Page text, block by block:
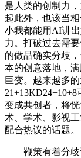
是人类的创制力
起此外，也该当
小我都能用AI讲
力。打破过去需
的做品确实分歧
本的创意落地，
巨变。越来越多
变成共创者，将
术、学术、影视
配合热议的话题。
鞭策有着分歧